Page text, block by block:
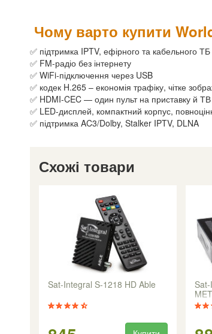
Чому варто купити
✅ підтримка IPTV, ефірного та кабельного
✅ FM-радіо без інтернету
✅ WiFi-підключення через USB
✅ кодек H.265 – економія трафіку, чітке
✅ HDMI-CEC — один пульт на приставку й ТВ
✅ LED-дисплей, компактний корпус,
✅ підтримка AC3/Dolby, Stalker IPTV, DLNA
Схожі товари
Sat-Integral S-1218 HD Able